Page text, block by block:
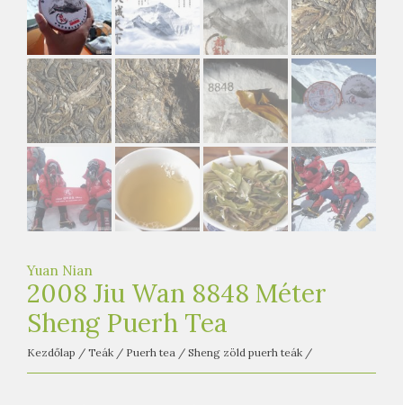
t
e
a
h
á
z
Yuan Nian
2008 Jiu Wan 8848 Méter
Sheng Puerh Tea
Kezdőlap / Teák / Puerh tea / Sheng zöld puerh teák /